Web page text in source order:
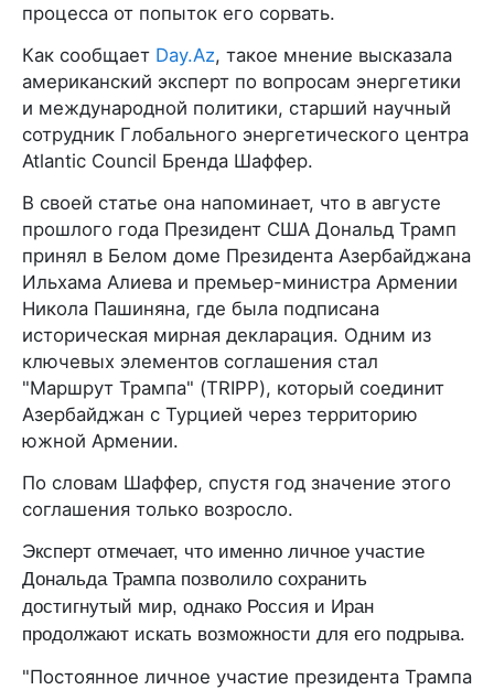
процесса от попыток его сорвать.
Как сообщает Day.Az, такое мнение высказала
американский эксперт по вопросам энергетики
и международной политики, старший научный
сотрудник Глобального энергетического центра
Atlantic Council Бренда Шаффер.
В своей статье она напоминает, что в августе
прошлого года Президент США Дональд Трамп
принял в Белом доме Президента Азербайджана
Ильхама Алиева и премьер-министра Армении
Никола Пашиняна, где была подписана
историческая мирная декларация. Одним из
ключевых элементов соглашения стал
"Маршрут Трампа" (TRIPP), который соединит
Азербайджан с Турцией через территорию
южной Армении.
По словам Шаффер, спустя год значение этого
соглашения только возросло.
Эксперт отмечает, что именно личное участие
Дональда Трампа позволило сохранить
достигнутый мир, однако Россия и Иран
продолжают искать возможности для его подрыва.
"Постоянное личное участие президента Трампа